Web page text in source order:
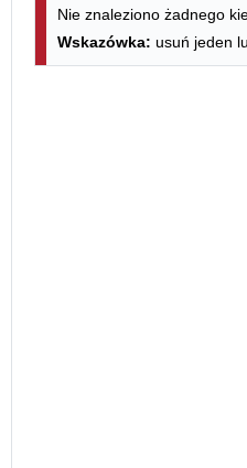
Nie znaleziono żadnego
Wskazówka: usuń jeden